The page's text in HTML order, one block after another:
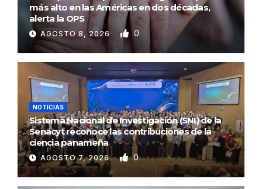
más alto en las Américas en dos décadas,
alerta la OPS
AGOSTO 8, 2026 0
NOTICIAS
Sistema Nacional de Investigación (SNI) de la
Senacyt reconoce las contribuciones de la
ciencia panameña
AGOSTO 7, 2026 0